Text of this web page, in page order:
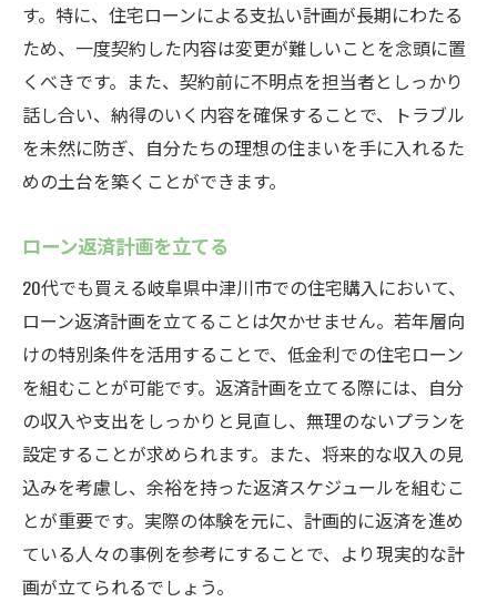
す。特に、住宅ローンによる支払い計画が長期にわたる
ため、一度契約した内容は変更が難しいことを念頭に置
くべきです。また、契約前に不明点を担当者としっかり
話し合い、納得のいく内容を確保することで、トラブル
を未然に防ぎ、自分たちの理想の住まいを手に入れるた
めの土台を築くことができます。
ローン返済計画を立てる
20代でも買える岐阜県中津川市での住宅購入において、
ローン返済計画を立てることは欠かせません。若年層向
けの特別条件を活用することで、低金利での住宅ローン
を組むことが可能です。返済計画を立てる際には、自分
の収入や支出をしっかりと見直し、無理のないプランを
設定することが求められます。また、将来的な収入の見
込みを考慮し、余裕を持った返済スケジュールを組むこ
とが重要です。実際の体験を元に、計画的に返済を進め
ている人々の事例を参考にすることで、より現実的な計
画が立てられるでしょう。